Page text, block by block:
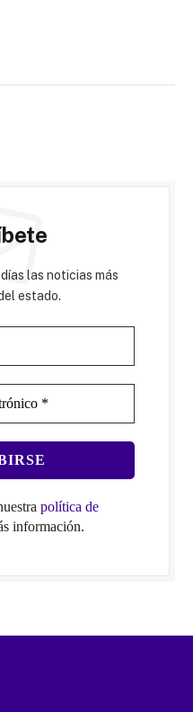
las noticias más
estado.
política de
información.